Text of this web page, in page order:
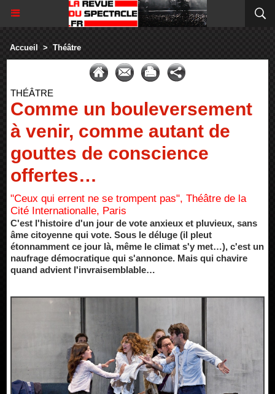
Accueil > Théâtre
THÉÂTRE
Comme un bouleversement
à venir, comme autant de
gouttes de conscience
offertes…
"Ceux qui errent ne se trompent pas", Théâtre de la
Cité Internationalle, Paris
C'est l'histoire d'un jour de vote anxieux et pluvieux, sans
âme citoyenne qui vote. Sous le déluge (il pleut
étonnamment ce jour là, même le climat s'y met…), c'est un
naufrage démocratique qui s'annonce. Mais qui chavire
quand advient l'invraisemblable…